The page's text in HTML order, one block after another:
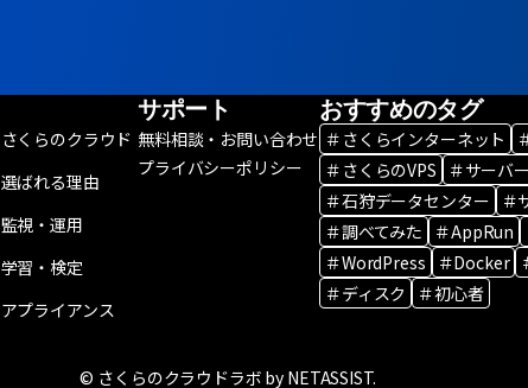
さくらのクラウド
選ばれる理由
監視・運用
学習・検定
アプライアンス
サポート
無料相談・お問い合わせ
プライバシーポリシー
おすすめのタグ
＃さくらインターネット
＃さくらのVPS
＃サーバ
＃石狩データセンター
＃
＃調べてみた
＃AppRun
＃WordPress
＃Docker
＃ディスク
＃初心者
© さくらのクラウドラボ by NETASSIST.